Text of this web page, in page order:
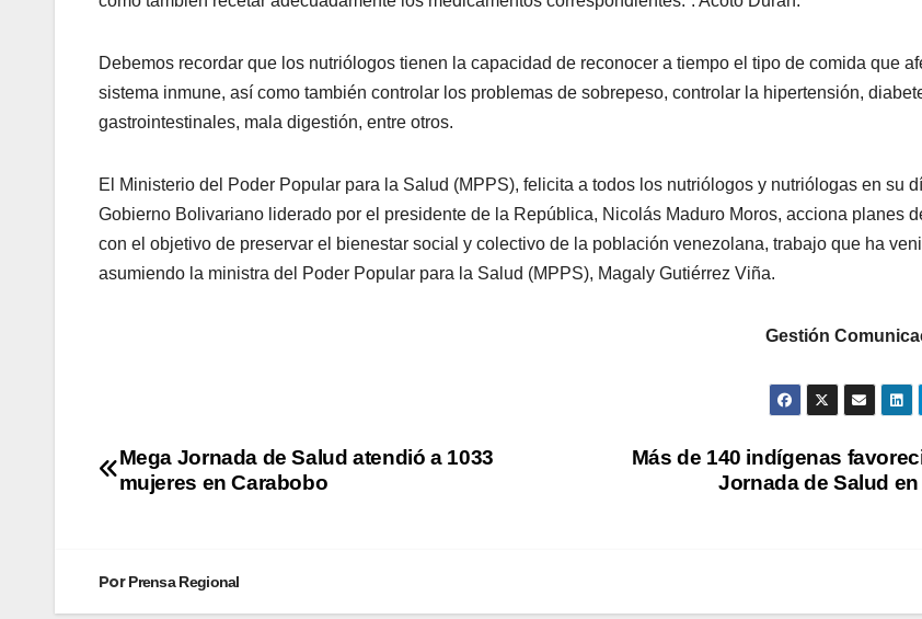
Debemos recordar que los nutriólogos tienen la capacidad de reconocer a tiempo el tipo de comida que
sistema inmune, así como también controlar los problemas de sobrepeso, controlar la hipertensión,
gastrointestinales, mala digestión, entre otros.
El Ministerio del Poder Popular para la Salud (MPPS), felicita a todos los nutriólogos y nutriólogas en su
Gobierno Bolivariano liderado por el presidente de la República, Nicolás Maduro Moros, acciona planes
con el objetivo de preservar el bienestar social y colectivo de la población venezolana, trabajo que ha
asumiendo la ministra del Poder Popular para la Salud (MPPS), Magaly Gutiérrez Viña.
Gestión
Más de 140 indígenas
Jornada de Salud
Mega Jornada de Salud atendió a 1033
mujeres en Carabobo
PorPrensa Regional